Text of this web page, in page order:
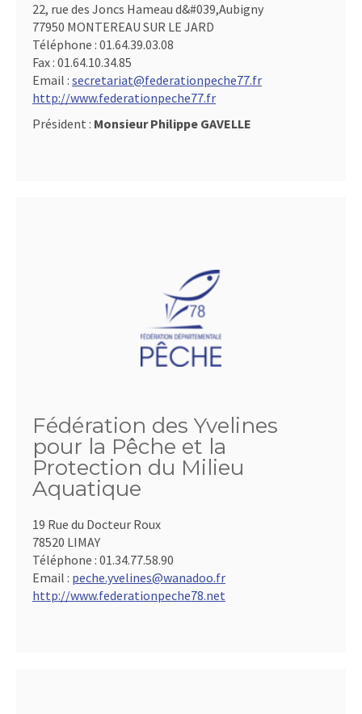
22, rue des Joncs Hameau d&#039,Aubigny
77950 MONTEREAU SUR LE JARD
Téléphone : 01.64.39.03.08
Fax : 01.64.10.34.85
Email : secretariat@federationpeche77.fr
http://www.federationpeche77.fr
Président : Monsieur Philippe GAVELLE
Fédération des Yvelines
pour la Pêche et la
Protection du Milieu
Aquatique
19 Rue du Docteur Roux
78520 LIMAY
Téléphone : 01.34.77.58.90
Email : peche.yvelines@wanadoo.fr
http://www.federationpeche78.net